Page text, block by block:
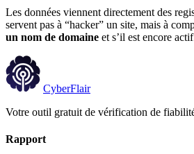
Les données viennent directement des
servent pas à “hacker” un site, mais à
un nom de domaine et s’il est encore
CyberFlair
Votre outil gratuit de vérification de
Rapport